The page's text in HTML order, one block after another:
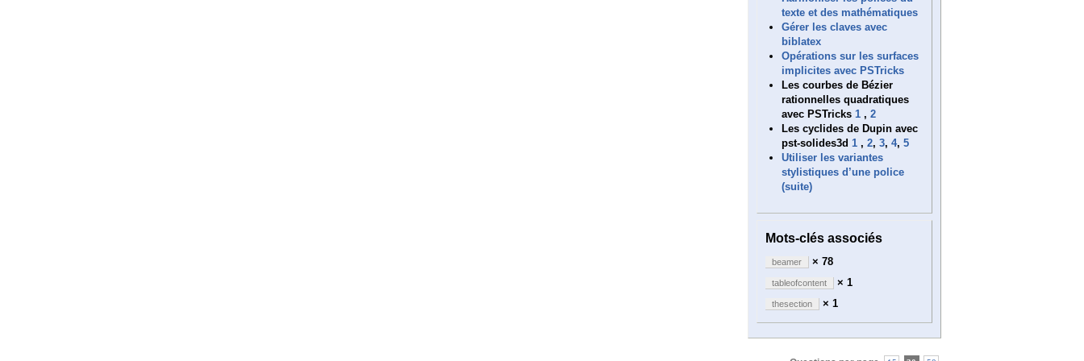
texte et des mathématiques
Gérer les claves avec
biblatex
Opérations sur les surfaces
implicites avec PSTricks
Les courbes de Bézier
rationnelles quadratiques
avec PSTricks 1 , 2
Les cyclides de Dupin avec
pst-solides3d 1 , 2, 3, 4, 5
Utiliser les variantes
stylistiques d’une police
(suite)
Mots-clés associés
beamer × 78
tableofcontent × 1
thesection × 1